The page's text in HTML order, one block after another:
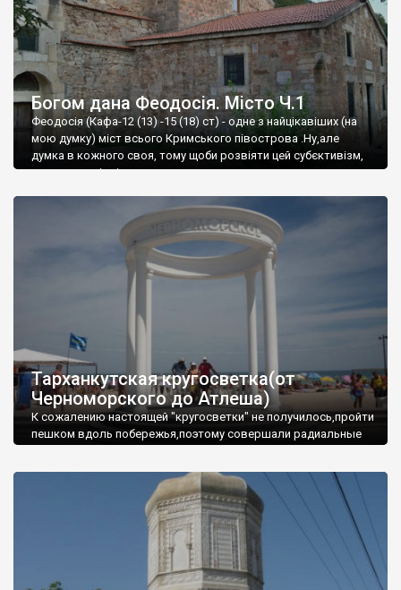
Богом дана Феодосія. Місто Ч.1
Феодосія (Кафа-12 (13) -15 (18) ст) - одне з найцікавіших (на
мою думку) міст всього Кримського півострова .Ну,але
думка в кожного своя, тому щоби розвіяти цей субєктивізм,
запрошую відвідати це
Тарханкутская кругосветка(от
Черноморского до Атлеша)
К сожалению настоящей "кругосветки" не получилось,пройти
пешком вдоль побережья,поэтому совершали радиальные